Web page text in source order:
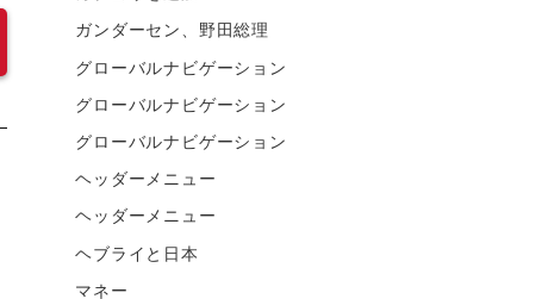
ガンダーセン、野田総理
グローバルナビゲーション
グローバルナビゲーション
グローバルナビゲーション
ヘッダーメニュー
ヘッダーメニュー
ヘブライと日本
マネー